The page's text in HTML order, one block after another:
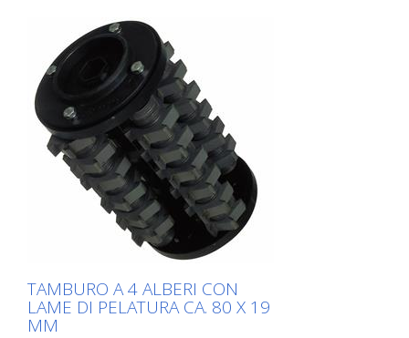
TAMBURO A 4 ALBERI CON
LAME DI PELATURA CA. 80 X 19
MM